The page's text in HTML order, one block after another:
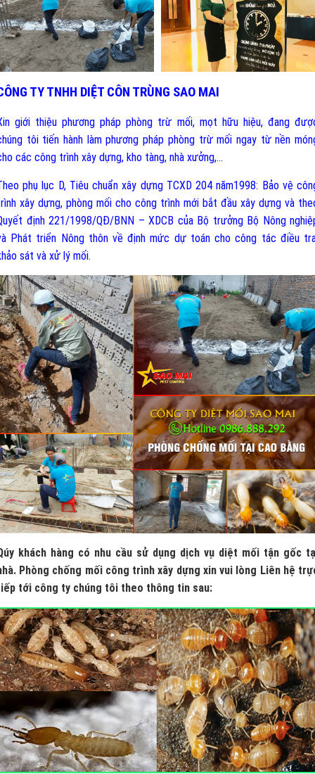
TY TNHH DIỆT CÔN TRÙNG SAO MAI
giới thiệu phương pháp phòng trừ mối, mọt hữu hiệu, đang
tôi tiến hành làm phương pháp phòng trừ mối ngay từ nền
các công trình xây dựng, kho tàng, nhà xưởng,…
phụ lục D, Tiêu chuẩn xây dựng TCXD 204 năm1998: Bảo vệ
xây dựng, phòng mối cho công trình mới bắt đầu xây dựng và
định 221/1998/QĐ/BNN – XDCB của Bộ trưởng Bộ Nông
Phát triển Nông thôn về định mức dự toán cho công tác điều
sát và xử lý mối.
khách hàng có nhu cầu sử dụng dịch vụ diệt mối tận gốc
Phòng chống mối công trình xây dựng xin vui lòng Liên hệ
tới công ty chúng tôi theo thông tin sau: